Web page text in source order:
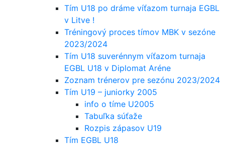
Tím U18 po dráme víťazom turnaja EGBL
v Litve !
Tréningový proces tímov MBK v sezóne
2023/2024
Tím U18 suverénnym víťazom turnaja
EGBL U18 v Diplomat Aréne
Zoznam trénerov pre sezónu 2023/2024
Tím U19 – juniorky 2005
info o tíme U2005
Tabuľka súťaže
Rozpis zápasov U19
Tím EGBL U18